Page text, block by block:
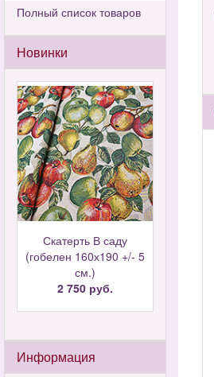
Полный список товаров
Новинки
Скатерть В саду
(гобелен 160х190 +/- 5
см.)
2 750 руб.
Информация